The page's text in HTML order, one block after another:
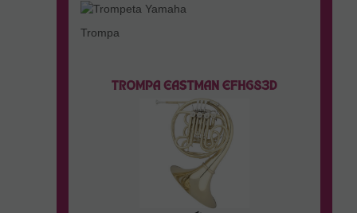
Trompa